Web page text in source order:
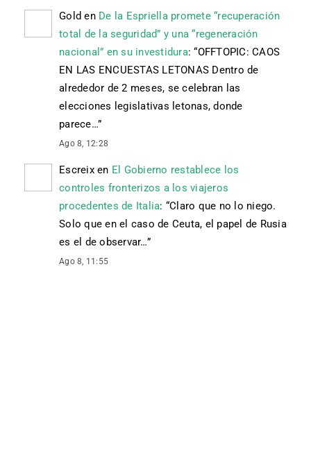
Gold en De la Espriella promete “recuperación
total de la seguridad” y una “regeneración
nacional” en su investidura: “OFFTOPIC: CAOS
EN LAS ENCUESTAS LETONAS Dentro de
alrededor de 2 meses, se celebran las
elecciones legislativas letonas, donde
parece…”
Ago 8, 12:28
Escreixen El Gobierno restablece los
controles fronterizos a los viajeros
procedentes de Italia: “Claro que no lo niego.
Solo que en el caso de Ceuta, el papel de Rusia
es el de observar…”
Ago 8, 11:55